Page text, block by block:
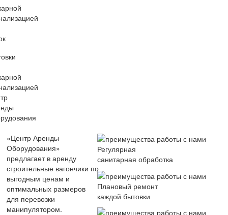
«Центр Аренды
Оборудования»
предлагает в аренду
строительные вагончики по
выгодным ценам и
оптимальных размеров
для перевозки
манипулятором.
Регулярная
санитарная обработка
Плановый ремонт
каждой бытовки